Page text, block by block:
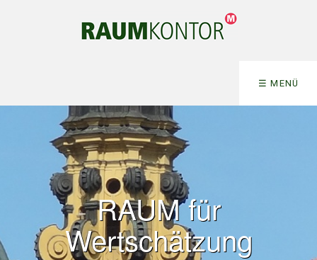
☰ MENÜ
RAUM für
Wertschätzung